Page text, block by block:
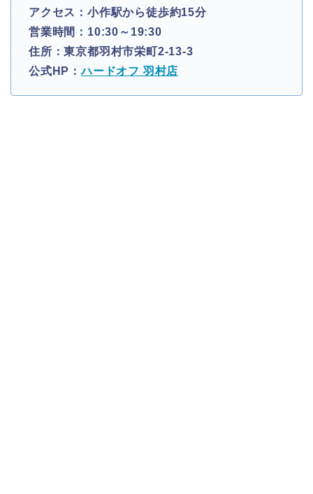
アクセス：小作駅から徒歩約15分
営業時間：10:30～19:30
住所：東京都羽村市栄町2-13-3
公式HP：ハードオフ 羽村店